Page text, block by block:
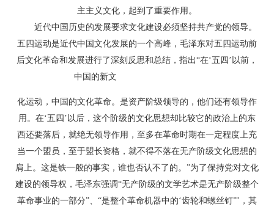
主主义文化，起到了重要作用。
近代中国历史的发展要求文化建设必须坚持共产党的领导。
五四运动是近代中国文化发展的一个高峰，毛泽东对五四运动前
后文化革命和发展进行了深刻反思和总结，指出“在‘五四’以前，
中国的新文
化运动，中国的文化革命。是资产阶级领导的，他们还有领导作
用。在‘五四’以后，这个阶级的文化思想却比较它的政治上的东
西还要落后，就绝无领导作用，至多在革命时期在一定程度上充
当一个盟员，至于盟长资格，就不得不落在无产阶级文化思想的
肩上。这是铁一般的事实，谁也否认不了的。”为了保持党对文化
建设的领导权，毛泽东强调“无产阶级的文学艺术是无产阶级整个
革命事业的一部分”、“是整个革命机器中的‘齿轮和螺丝钉”’，其